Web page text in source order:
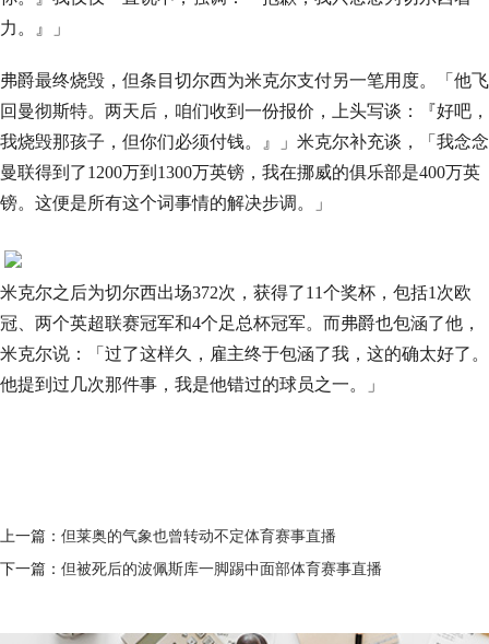
力。』」
弗爵最终烧毁，但条目切尔西为米克尔支付另一笔用度。「他飞
回曼彻斯特。两天后，咱们收到一份报价，上头写谈：『好吧，
我烧毁那孩子，但你们必须付钱。』」米克尔补充谈，「我念念
曼联得到了1200万到1300万英镑，我在挪威的俱乐部是400万英
镑。这便是所有这个词事情的解决步调。」
米克尔之后为切尔西出场372次，获得了11个奖杯，包括1次欧
冠、两个英超联赛冠军和4个足总杯冠军。而弗爵也包涵了他，
米克尔说：「过了这样久，雇主终于包涵了我，这的确太好了。
他提到过几次那件事，我是他错过的球员之一。」
上一篇： 但莱奥的气象也曾转动不定体育赛事直播
下一篇： 但被死后的波佩斯库一脚踢中面部体育赛事直播